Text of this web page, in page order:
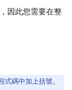
因此您需要在整
碼中加上括號。